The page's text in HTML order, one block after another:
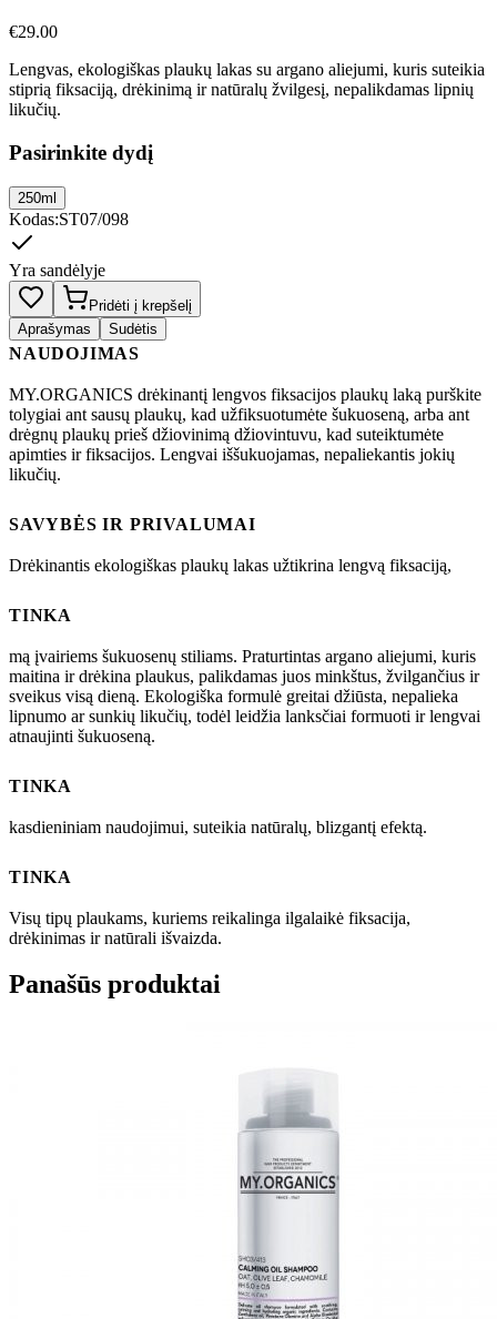
€29.00
Lengvas, ekologiškas plaukų lakas su argano aliejumi, kuris suteikia
stiprią fiksaciją, drėkinimą ir natūralų žvilgesį, nepalikdamas lipnių
likučių.
Pasirinkite dydį
250ml
Kodas:ST07/098
Yra sandėlyje
Pridėti į krepšelį
Aprašymas
Sudėtis
NAUDOJIMAS
MY.ORGANICS drėkinantį lengvos fiksacijos plaukų laką purškite
tolygiai ant sausų plaukų, kad užfiksuotumėte šukuoseną, arba ant
drėgnų plaukų prieš džiovinimą džiovintuvu, kad suteiktumėte
apimties ir fiksacijos. Lengvai iššukuojamas, nepaliekantis jokių
likučių.
SAVYBĖS IR PRIVALUMAI
Drėkinantis ekologiškas plaukų lakas užtikrina lengvą fiksaciją,
TINKA
mą įvairiems šukuosenų stiliams. Praturtintas argano aliejumi, kuris
maitina ir drėkina plaukus, palikdamas juos minkštus, žvilgančius ir
sveikus visą dieną. Ekologiška formulė greitai džiūsta, nepalieka
lipnumo ar sunkių likučių, todėl leidžia lanksčiai formuoti ir lengvai
atnaujinti šukuoseną.
TINKA
kasdieniniam naudojimui, suteikia natūralų, blizgantį efektą.
TINKA
Visų tipų plaukams, kuriems reikalinga ilgalaikė fiksacija,
drėkinimas ir natūrali išvaizda.
Panašūs produktai